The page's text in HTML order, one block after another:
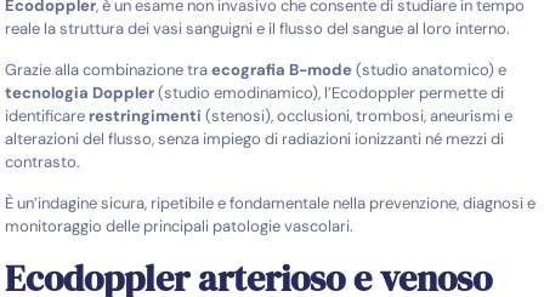
Ecodoppler, è un esame non invasivo che consente di studiare in tempo
reale la struttura dei vasi sanguigni e il flusso del sangue al loro interno.
Grazie alla combinazione traecografia B-mode(studio anatomico) e
tecnologia Doppler(studio emodinamico), l’Ecodoppler permette di
identificare restringimenti (stenosi), occlusioni, trombosi, aneurismi e
alterazioni del flusso, senza impiego di radiazioni ionizzanti né mezzi di
contrasto.
È un’indagine sicura, ripetibile e fondamentale nella prevenzione, diagnosi e
monitoraggio delle principali patologie vascolari.
Ecodoppler arterioso e venoso